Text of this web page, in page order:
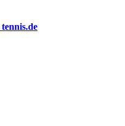
tennis.de